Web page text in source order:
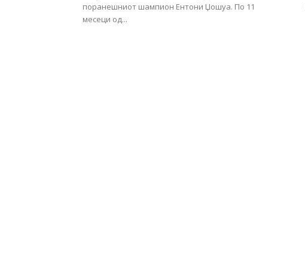
поранешниот шампион Ентони Џошуа. По 11
месеци од...